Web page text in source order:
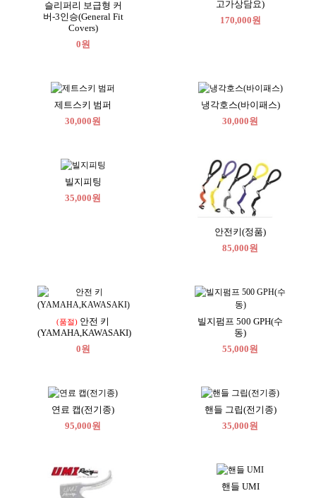
슬리퍼리 보급형 커
버-3인승(General Fit
Covers)
0원
고가상담요)
170,000원
제트스키 범퍼
30,000원
냉각호스(바이패스)
30,000원
빌지피팅
35,000원
안전키(정품)
85,000원
(품절) 안전 키
(YAMAHA,KAWASAKI)
0원
빌지펌프 500 GPH(수
동)
55,000원
연료 캡(전기종)
95,000원
핸들 그립(전기종)
35,000원
핸들 UMI